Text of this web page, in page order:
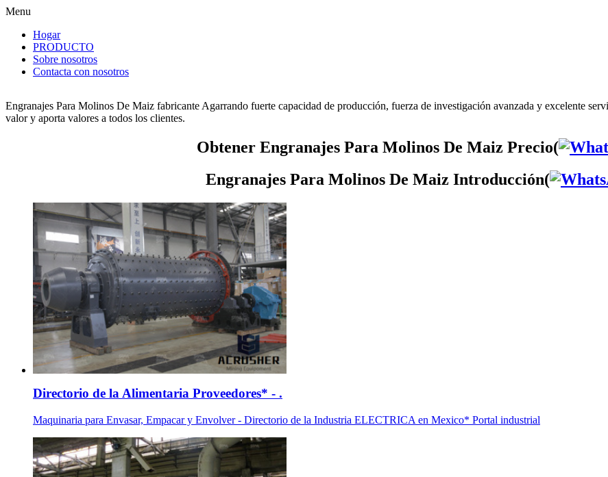
Menu
Hogar
PRODUCTO
Sobre nosotros
Contacta con nosotros
Engranajes Para Molinos De Maiz fabricante Agarrando fuerte capacidad de producción, fuerza de investigación avanzada y excelente
valor y aporta valores a todos los clientes.
Obtener Engranajes Para Molinos De Maiz Precio(
Engranajes Para Molinos De Maiz Introducción(
Directorio de la Alimentaria Proveedores* - .
Maquinaria para Envasar, Empacar y Envolver - Directorio de la Industria ELECTRICA en Mexico* Portal industrial